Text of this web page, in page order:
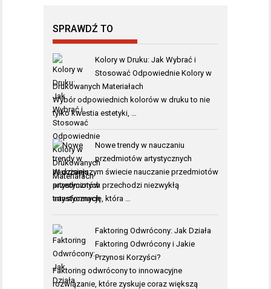
SPRAWDŹ TO
Kolory w Druku: Jak Wybrać i
Stosować Odpowiednie Kolory w
Drukowanych Materiałach
Wybór odpowiednich kolorów w druku to nie
tylko kwestia estetyki, …
Nowe trendy w nauczaniu
przedmiotów artystycznych
W dzisiejszym świecie nauczanie przedmiotów
artystycznych przechodzi niezwykłą
transformację, która …
Faktoring Odwrócony: Jak Działa
Faktoring Odwrócony i Jakie
Przynosi Korzyści?
Faktoring odwrócony to innowacyjne
rozwiązanie, które zyskuje coraz większą